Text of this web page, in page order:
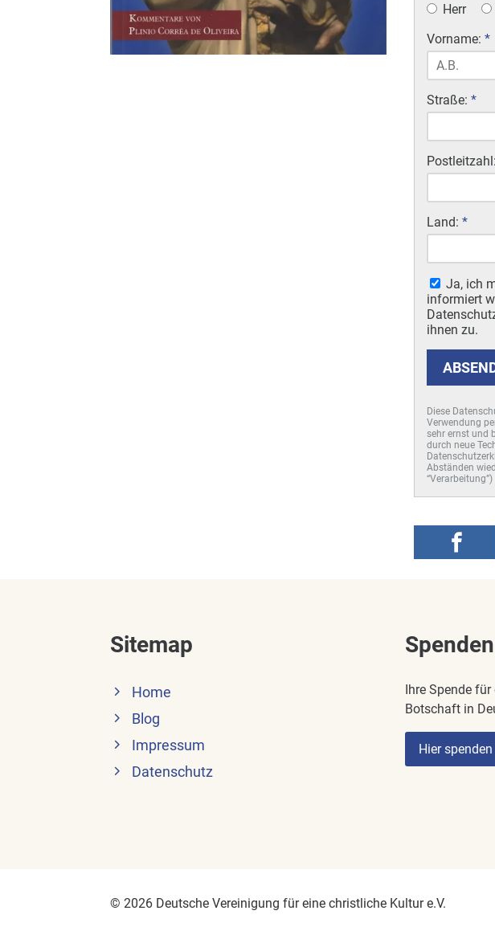
Herr
Vorname:*
Straße:*
Land:*
Ja, ich
informiert
ihnen zu.
Diese
Verwendung
sehr ernst und
durch neue
Abständen
Sitemap
Home
Blog
Impressum
Datenschutz
Spenden
Ihre Spende
Botschaft in
Hier spenden
© 2026 Deutsche Vereinigung für eine christliche Kultur e.V.